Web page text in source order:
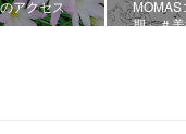
アクセス
MOMAS
期」＃